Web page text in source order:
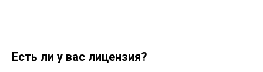
Есть ли у вас лицензия?